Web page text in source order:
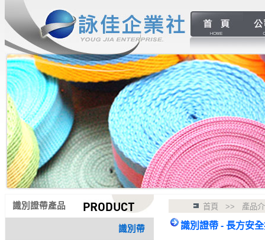
識別證帶產品
識別帶
首頁 >> 產品
識別證帶 - 長方安